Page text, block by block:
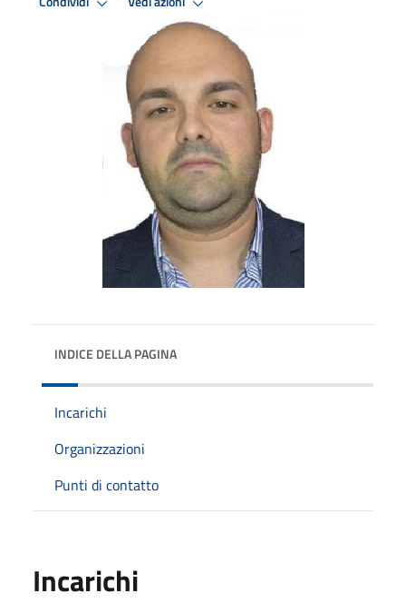
INDICE DELLA PAGINA
Incarichi
Organizzazioni
Punti di contatto
Incarichi